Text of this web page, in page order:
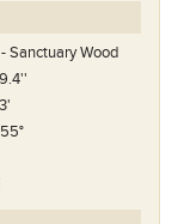
- Sanctuary Wood